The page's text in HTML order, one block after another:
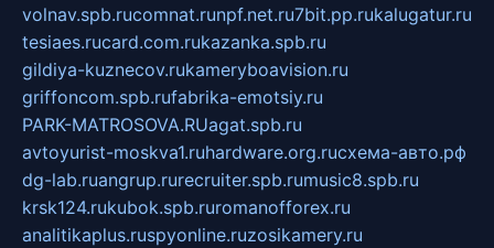
volnav.spb.rucomnat.runpf.net.ru7bit.pp.rukalugatur.ru
tesiaes.rucard.com.rukazanka.spb.ru
gildiya-kuznecov.rukameryboavision.ru
griffoncom.spb.rufabrika-emotsiy.ru
PARK-MATROSOVA.RUagat.spb.ru
avtoyurist-moskva1.ruhardware.org.ruсхема-авто.рф
dg-lab.ruangrup.rurecruiter.spb.rumusic8.spb.ru
krsk124.rukubok.spb.ruromanofforex.ru
analitikaplus.ruspyonline.ruzosikamery.ru